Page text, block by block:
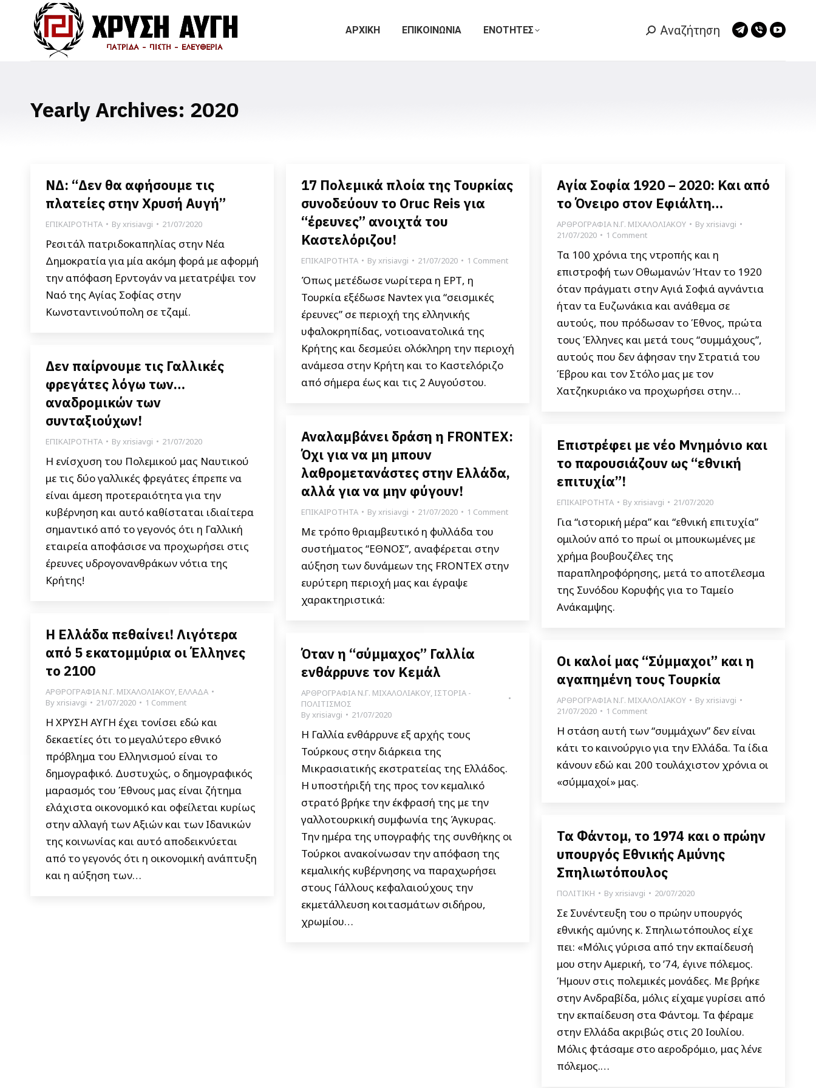
ΑΡΧΙΚΗ ΕΠΙΚΟΙΝΩΝΙΑ ΕΝΟΤΗΤΕΣ Search:
Αναζήτηση
Telegram
Viber
Yearly Archives: 2020
ΝΔ: “Δεν θα αφήσουμε τις
πλατείες στην Χρυσή Αυγή”
ΕΠΙΚΑΙΡΟΤΗΤΑ Byxrisiavgi 21/07/2020
Ρεσιτάλ πατριδοκαπηλίας στην Νέα
Δημοκρατία για μία ακόμη φορά με αφορμή
την απόφαση Ερντογάν να μετατρέψει τον
Ναό της Αγίας Σοφίας στην
Κωνσταντινούπολη σε τζαμί.
17 Πολεμικά πλοία της Τουρκίας
συνοδεύουν το Oruc Reis για
“έρευνες” ανοιχτά του
Καστελόριζου!
ΕΠΙΚΑΙΡΟΤΗΤΑ Byxrisiavgi 21/07/2020 1 Comment
Όπως μετέδωσε νωρίτερα η ΕΡΤ, η
Τουρκία εξέδωσε Navtex για “σεισμικές
έρευνες” σε περιοχή της ελληνικής
υφαλοκρηπίδας, νοτιοανατολικά της
Κρήτης και δεσμεύει ολόκληρη την περιοχή
ανάμεσα στην Κρήτη και το Καστελόριζο
από σήμερα έως και τις 2 Αυγούστου.
Αγία Σοφία 1920 – 2020: Και από
το Όνειρο στον Εφιάλτη…
ΑΡΘΡΟΓΡΑΦΙΑ Ν.Γ. ΜΙΧΑΛΟΛΙΑΚΟΥ Byxrisiavgi
21/07/2020
1 Comment
Τα 100 χρόνια της ντροπής και η
επιστροφή των Οθωμανών Ήταν το 1920
όταν πράγματι στην Αγιά Σοφιά αγνάντια
ήταν τα Ευζωνάκια και ανάθεμα σε
αυτούς, που πρόδωσαν το Έθνος, πρώτα
τους Έλληνες και μετά τους “συμμάχους”,
αυτούς που δεν άφησαν την Στρατιά του
Έβρου και τον Στόλο μας με τον
Χατζηκυριάκο να προχωρήσει στην…
Δεν παίρνουμε τις Γαλλικές
φρεγάτες λόγω των…
αναδρομικών των
συνταξιούχων!
ΕΠΙΚΑΙΡΟΤΗΤΑ Byxrisiavgi 21/07/2020
Η ενίσχυση του Πολεμικού μας Ναυτικού
με τις δύο γαλλικές φρεγάτες έπρεπε να
είναι άμεση προτεραιότητα για την
κυβέρνηση και αυτό καθίσταται ιδιαίτερα
σημαντικό από το γεγονός ότι η Γαλλική
εταιρεία αποφάσισε να προχωρήσει στις
έρευνες υδρογονανθράκων νότια της
Κρήτης!
Αναλαμβάνει δράση η FRONTEX:
Όχι για να μη μπουν
λαθρομετανάστες στην Ελλάδα,
αλλά για να μην φύγουν!
ΕΠΙΚΑΙΡΟΤΗΤΑ Byxrisiavgi 21/07/2020 1 Comment
Με τρόπο θριαμβευτικό η φυλλάδα του
συστήματος “ΕΘΝΟΣ”, αναφέρεται στην
αύξηση των δυνάμεων της FRONTEX στην
ευρύτερη περιοχή μας και έγραψε
χαρακτηριστικά:
Επιστρέφει με νέο Μνημόνιο και
το παρουσιάζουν ως “εθνική
επιτυχία”!
ΕΠΙΚΑΙΡΟΤΗΤΑ Byxrisiavgi 21/07/2020
Για “ιστορική μέρα” και “εθνική επιτυχία”
ομιλούν από το πρωί οι μπουκωμένες με
χρήμα βουβουζέλες της
παραπληροφόρησης, μετά το αποτέλεσμα
της Συνόδου Κορυφής για το Ταμείο
Ανάκαμψης.
Η Ελλάδα πεθαίνει! Λιγότερα
από 5 εκατομμύρια οι Έλληνες
το 2100
ΑΡΘΡΟΓΡΑΦΙΑ Ν.Γ. ΜΙΧΑΛΟΛΙΑΚΟΥ, ΕΛΛΑΔΑ
Byxrisiavgi 21/07/2020 1 Comment
Η ΧΡΥΣΗ ΑΥΓΗ έχει τονίσει εδώ και
δεκαετίες ότι το μεγαλύτερο εθνικό
πρόβλημα του Ελληνισμού είναι το
δημογραφικό. Δυστυχώς, ο δημογραφικός
μαρασμός του Έθνους μας είναι ζήτημα
ελάχιστα οικονομικό και οφείλεται κυρίως
στην αλλαγή των Αξιών και των Ιδανικών
της κοινωνίας και αυτό αποδεικνύεται
από το γεγονός ότι η οικονομική ανάπτυξη
και η αύξηση των…
Όταν η “σύμμαχος” Γαλλία
ενθάρρυνε τον Κεμάλ
ΑΡΘΡΟΓΡΑΦΙΑ Ν.Γ. ΜΙΧΑΛΟΛΙΑΚΟΥ, ΙΣΤΟΡΙΑ -
ΠΟΛΙΤΙΣΜΟΣ
Byxrisiavgi 21/07/2020
Η Γαλλία ενθάρρυνε εξ αρχής τους
Τούρκους στην διάρκεια της
Μικρασιατικής εκστρατείας της Ελλάδος.
Η υποστήριξή της προς τον κεμαλικό
στρατό βρήκε την έκφρασή της με την
γαλλοτουρκική συμφωνία της Άγκυρας.
Την ημέρα της υπογραφής της συνθήκης οι
Τούρκοι ανακοίνωσαν την απόφαση της
κεμαλικής κυβέρνησης να παραχωρήσει
στους Γάλλους κεφαλαιούχους την
εκμετάλλευση κοιτασμάτων σιδήρου,
χρωμίου…
Οι καλοί μας “Σύμμαχοι” και η
αγαπημένη τους Τουρκία
ΑΡΘΡΟΓΡΑΦΙΑ Ν.Γ. ΜΙΧΑΛΟΛΙΑΚΟΥ Byxrisiavgi
21/07/2020
1 Comment
Η στάση αυτή των “συμμάχων” δεν είναι
κάτι το καινούργιο για την Ελλάδα. Τα ίδια
κάνουν εδώ και 200 τουλάχιστον χρόνια οι
«σύμμαχοί» μας.
Τα Φάντομ, το 1974 και ο πρώην
υπουργός Εθνικής Αμύνης
Σπηλιωτόπουλος
ΠΟΛΙΤΙΚΗ Byxrisiavgi 20/07/2020
Σε Συνέντευξη του ο πρώην υπουργός
εθνικής αμύνης κ. Σπηλιωτόπουλος είχε
πει: «Μόλις γύρισα από την εκπαίδευσή
μου στην Αμερική, το ’74, έγινε πόλεμος.
Ήμουν στις πολεμικές μονάδες. Με βρήκε
στην Ανδραβίδα, μόλις είχαμε γυρίσει από
την εκπαίδευση στα Φάντομ. Τα φέραμε
στην Ελλάδα ακριβώς στις 20 Ιουλίου.
Μόλις φτάσαμε στο αεροδρόμιο, μας λένε
πόλεμος.…